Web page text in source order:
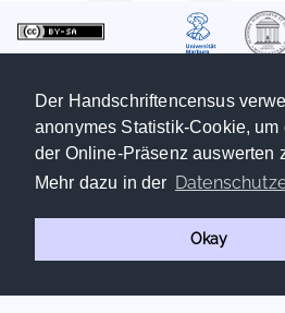
Der Handschriftencensus
anonymes Statistik-Cookie, um
der Online-Präsenz auswerten
Mehr dazu in der
Okay